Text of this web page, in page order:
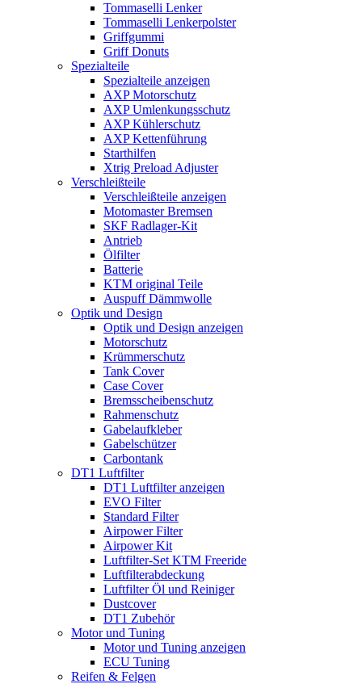
Tommaselli Lenker
Tommaselli Lenkerpolster
Griffgummi
Griff Donuts
Spezialteile
Spezialteile anzeigen
AXP Motorschutz
AXP Umlenkungsschutz
AXP Kühlerschutz
AXP Kettenführung
Starthilfen
Xtrig Preload Adjuster
Verschleißteile
Verschleißteile anzeigen
Motomaster Bremsen
SKF Radlager-Kit
Antrieb
Ölfilter
Batterie
KTM original Teile
Auspuff Dämmwolle
Optik und Design
Optik und Design anzeigen
Motorschutz
Krümmerschutz
Tank Cover
Case Cover
Bremsscheibenschutz
Rahmenschutz
Gabelaufkleber
Gabelschützer
Carbontank
DT1 Luftfilter
DT1 Luftfilter anzeigen
EVO Filter
Standard Filter
Airpower Filter
Airpower Kit
Luftfilter-Set KTM Freeride
Luftfilterabdeckung
Luftfilter Öl und Reiniger
Dustcover
DT1 Zubehör
Motor und Tuning
Motor und Tuning anzeigen
ECU Tuning
Reifen & Felgen